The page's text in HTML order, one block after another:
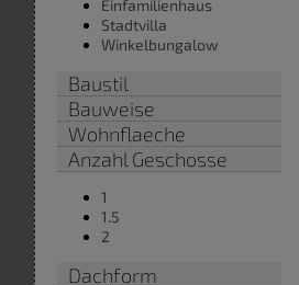
Einfamilienhaus
Stadtvilla
Winkelbungalow
Baustil
Bauweise
Wohnflaeche
Anzahl Geschosse
1
1.5
2
Dachform